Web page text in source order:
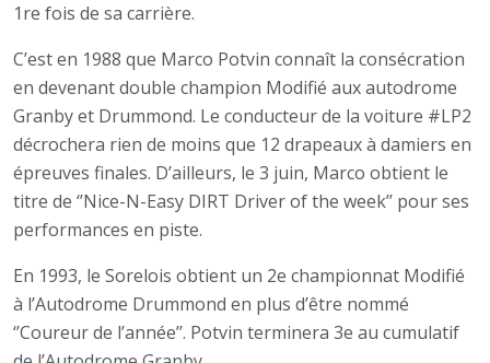
1re fois de sa carrière.
C’est en 1988 que Marco Potvin connaît la consécration
en devenant double champion Modifié aux autodrome
Granby et Drummond. Le conducteur de la voiture #LP2
décrochera rien de moins que 12 drapeaux à damiers en
épreuves finales. D’ailleurs, le 3 juin, Marco obtient le
titre de ‘’Nice-N-Easy DIRT Driver of the week’’ pour ses
performances en piste.
En 1993, le Sorelois obtient un 2e championnat Modifié
à l’Autodrome Drummond en plus d’être nommé
‘’Coureur de l’année’’. Potvin terminera 3e au cumulatif